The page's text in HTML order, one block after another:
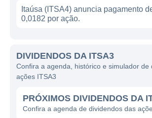
Itaúsa (ITSA4) anuncia pagamento
0,0182 por ação.
DIVIDENDOS DA ITSA3
Confira a agenda, histórico e simulador de
ações ITSA3
PRÓXIMOS DIVIDENDOS DA
Confira a agenda de dividendos das